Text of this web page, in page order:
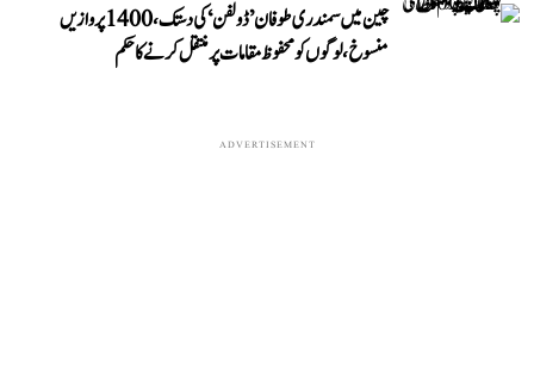
چین میں سمندری طوفان ’ڈولفن‘ کی دستک، 1400 پروازیں
منسوخ، لوگوں کو محفوظ مقامات پر منتقل کرنے کا حکم
ADVERTISEMENT